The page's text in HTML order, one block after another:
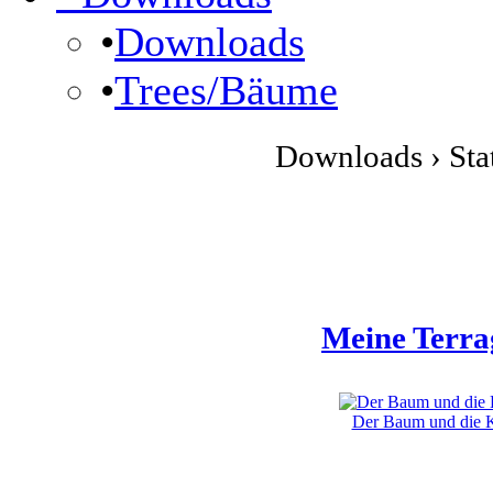
•Downloads
•Trees/Bäume
Downloads ›
Meine
Der Baum und die